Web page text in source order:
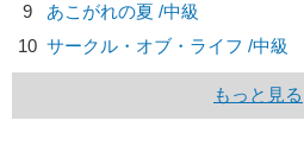
9
あこがれの夏 /中級
10 サークル・オブ・ライフ /中級
もっと見る